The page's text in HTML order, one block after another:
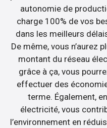
autonomie de
charge 100% de vos
dans les meilleurs
De même, vous n’aurez
montant du réseau
grâce à ça, vous
effectuer des
terme. Également,
électricité, vous
l’environnement en